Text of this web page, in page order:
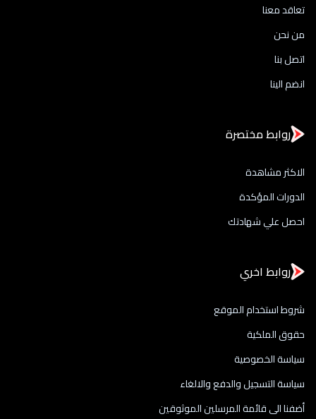
تعاقد معنا
من نحن
اتصل بنا
انضم الينا
روابط مختصرة
الاكثر مشاهدة
الدورات المؤكدة
احصل علي شهادتك
روابط اخري
شروط استخدام الموقع
حقوق الملكية
سياسة الخصوصية
سياسة التسجيل والدفع والالغاء
أضفنا الى قائمة المرسلين الموثوقين